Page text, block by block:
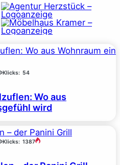
Klicks: 54
Wo aus
wird
Klicks: 1387